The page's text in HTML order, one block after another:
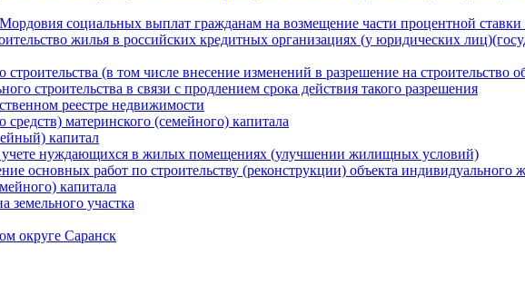
социальных выплат гражданам на возмещение части процентной
жилья в российских кредитных организациях (у юридических
(в том числе внесение изменений в разрешение на строительство
строительства в связи с продлением срока действия такого разрешения
реестре недвижимости
материнского (семейного) капитала
капитал
учете нуждающихся в жилых помещениях (улучшении жилищных условий)
основных работ по строительству (реконструкции) объекта индивидуального
капитала
земельного участка
округе Саранск